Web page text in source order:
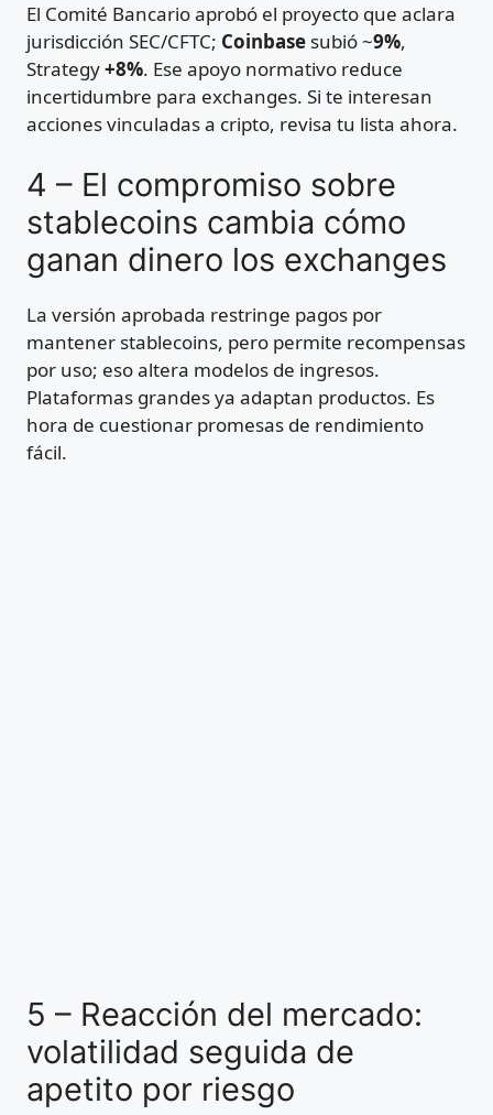
El Comité Bancario aprobó el proyecto que aclara
jurisdicción SEC/CFTC; Coinbase subió ~9%,
Strategy+8%. Ese apoyo normativo reduce
incertidumbre para exchanges. Si te interesan
acciones vinculadas a cripto, revisa tu lista ahora.
4 – El compromiso sobre
stablecoins cambia cómo
ganan dinero los exchanges
La versión aprobada restringe pagos por
mantener stablecoins, pero permite recompensas
por uso; eso altera modelos de ingresos.
Plataformas grandes ya adaptan productos. Es
hora de cuestionar promesas de rendimiento
fácil.
5 – Reacción del mercado:
volatilidad seguida de
apetito por riesgo